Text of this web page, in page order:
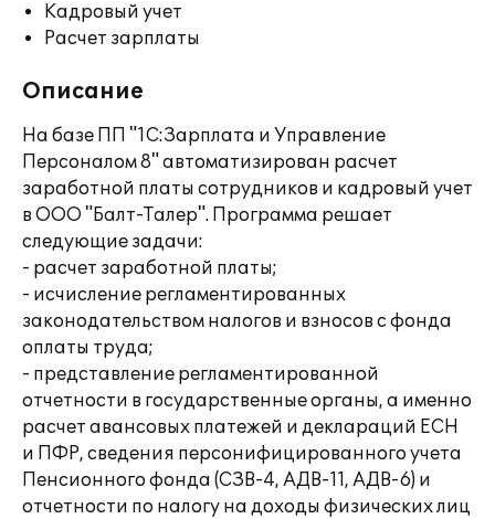
Кадровый учет
Расчет зарплаты
Описание
На базе ПП "1С:Зарплата и Управление
Персоналом 8" автоматизирован расчет
заработной платы сотрудников и кадровый учет
в ООО "Балт-Талер". Программа решает
следующие задачи:
- расчет заработной платы;
- исчисление регламентированных
законодательством налогов и взносов с фонда
оплаты труда;
- представление регламентированной
отчетности в государственные органы, а именно
расчет авансовых платежей и деклараций ЕСН
и ПФР, сведения персонифицированного учета
Пенсионного фонда (СЗВ-4, АДВ-11, АДВ-6) и
отчетности по налогу на доходы физических лиц